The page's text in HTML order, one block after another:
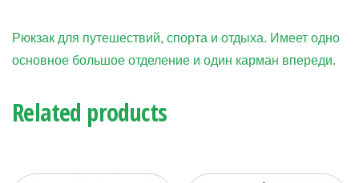
Рюкзак для путешествий, спорта и отдыха. Имеет одно
основное большое отделение и один карман впереди.
Related products